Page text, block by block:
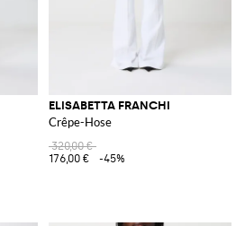
ELISABETTA FRANCHI
Crêpe-Hose
320,00 €
176,00 €
-45%